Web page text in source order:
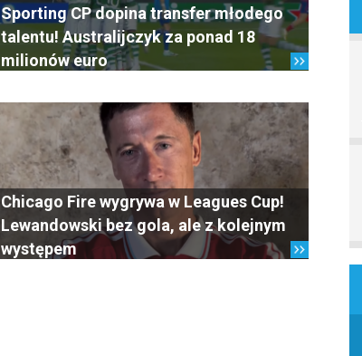
Sporting CP dopina transfer młodego
talentu! Australijczyk za ponad 18
milionów euro
Chicago Fire wygrywa w Leagues Cup!
Lewandowski bez gola, ale z kolejnym
występem